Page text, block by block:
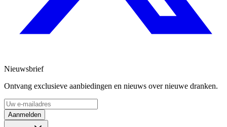
Nieuwsbrief
Ontvang exclusieve aanbiedingen en nieuws over nieuwe dranken.
Aanmelden